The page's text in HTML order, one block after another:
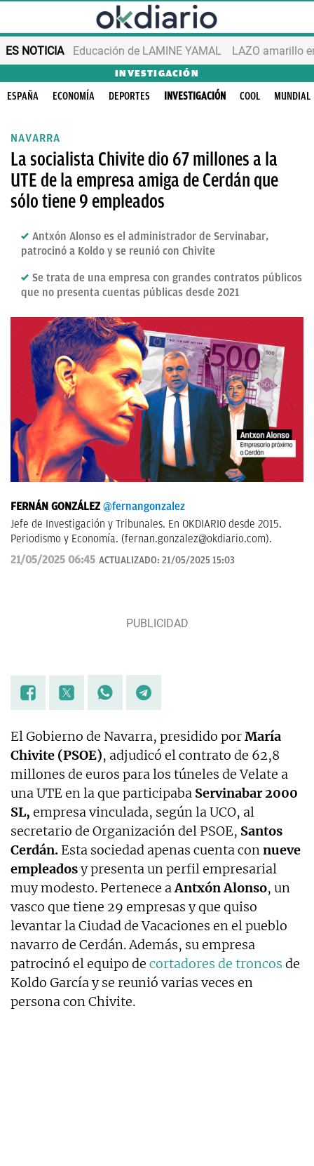
ES NOTICIA Educación de LAMINE YAMAL LAZO amarillo
INVESTIGACIÓN
ESPAÑA ECONOMÍA DEPORTES INVESTIGACIÓN COOL MUNDIAL
NAVARRA
La socialista Chivite dio 67 millones a la
UTE de la empresa amiga de Cerdán que
sólo tiene 9 empleados
Antxón Alonso es el administrador de Servinabar,
patrocinó a Koldo y se reunió con Chivite
Se trata de una empresa con grandes contratos públicos
que no presenta cuentas públicas desde 2021
FERNÁN GONZÁLEZ @fernangonzalez
Jefe de Investigación y Tribunales. En OKDIARIO desde 2015.
Periodismo y Economía. (fernan.gonzalez@okdiario.com).
21/05/2025 06:45 ACTUALIZADO: 21/05/2025 15:03
El Gobierno de Navarra, presidido porMaría
Chivite (PSOE), adjudicó el contrato de 62,8
millones de euros para los túneles de Velate a
una UTE en la que participaba Servinabar 2000
SL, empresa vinculada, según la UCO, al
secretario de Organización del PSOE, Santos
Cerdán. Esta sociedad apenas cuenta connueve
empleadosy presenta un perfil empresarial
muy modesto. Pertenece aAntxón Alonso, un
vasco que tiene 29 empresas y que quiso
levantar la Ciudad de Vacaciones en el pueblo
navarro de Cerdán. Además, su empresa
patrocinó el equipo de cortadores de troncos de
Koldo García y se reunió varias veces en
persona con Chivite.